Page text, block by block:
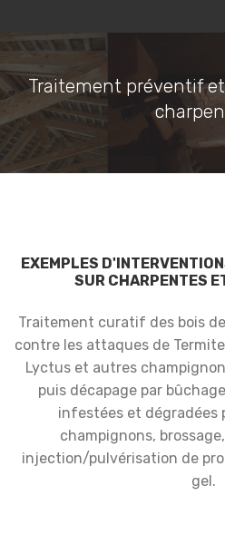
Traitement préventif
EXEMPLES
SUR CHARPENTES
Traitement curatif des bois
contre les attaques de
Lyctus et autres
puis décapage par
infestées et dégradées
champignons,
injection/pulvérisation de
gel.